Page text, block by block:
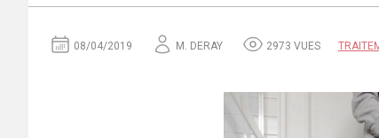
08/04/2019 M. DERAY 2973 VUES